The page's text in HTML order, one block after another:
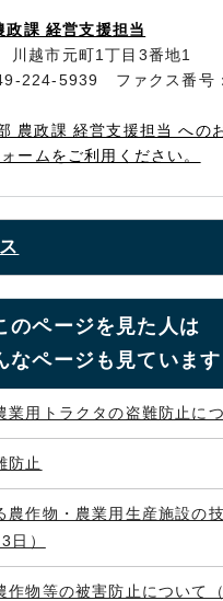
政課 経営支援担当
越市元町1丁目3番地1
224-5939 ファクス番号
農政課 経営支援担当 への
ームをご利用ください。
のページを見た人は
なページも見ています
業用トラクタの盗難防止に
防止
農作物・農業用生産施設の
日）
作物等の被害防止について（